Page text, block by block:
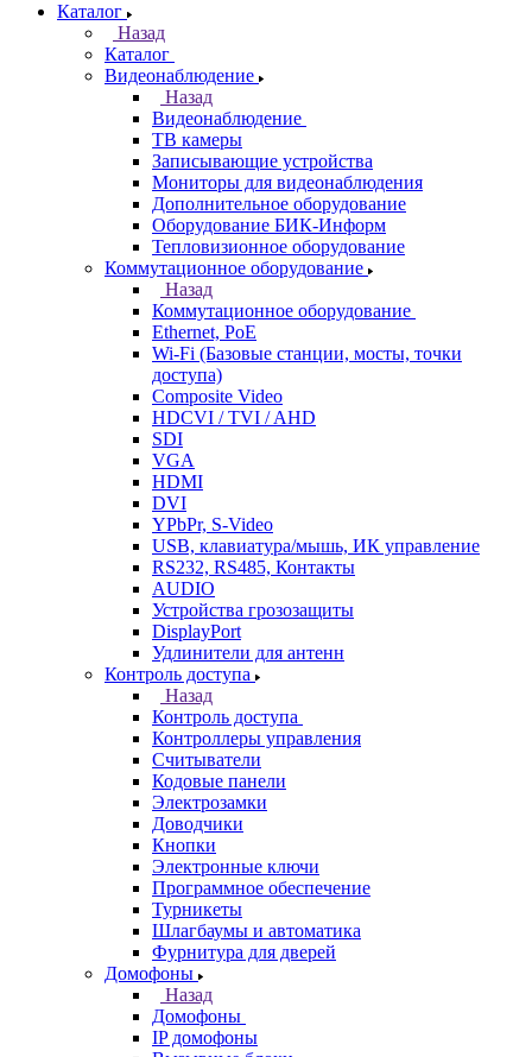
Каталог
Назад
Каталог
Видеонаблюдение
Назад
Видеонаблюдение
ТВ камеры
Записывающие устройства
Мониторы для видеонаблюдения
Дополнительное оборудование
Оборудование БИК-Информ
Тепловизионное оборудование
Коммутационное оборудование
Назад
Коммутационное оборудование
Ethernet, PoE
Wi-Fi (Базовые станции, мосты, точки
доступа)
Composite Video
HDCVI / TVI / AHD
SDI
VGA
HDMI
DVI
YPbPr, S-Video
USB, клавиатура/мышь, ИК управление
RS232, RS485, Контакты
AUDIO
Устройства грозозащиты
DisplayPort
Удлинители для антенн
Контроль доступа
Назад
Контроль доступа
Контроллеры управления
Считыватели
Кодовые панели
Электрозамки
Доводчики
Кнопки
Электронные ключи
Программное обеспечение
Турникеты
Шлагбаумы и автоматика
Фурнитура для дверей
Домофоны
Назад
Домофоны
IP домофоны